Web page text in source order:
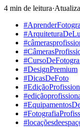
4 min de leitura·
#DesignPremium
#DicasDeFoto